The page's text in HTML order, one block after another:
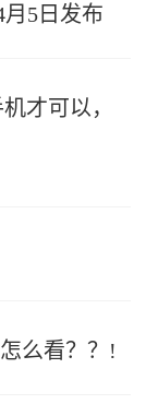
5日发布
才可以，
么看？？!